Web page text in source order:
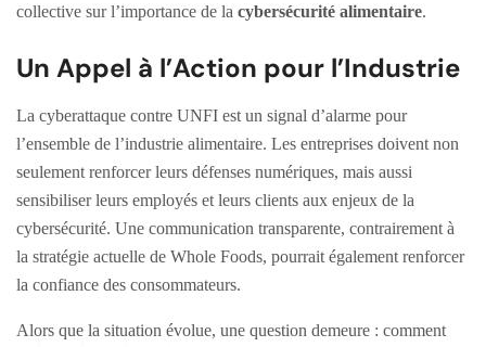
collective sur l’importance de la cybersécurité alimentaire.
Un Appel à l’Action pour l’Industrie
La cyberattaque contre UNFI est un signal d’alarme pour
l’ensemble de l’industrie alimentaire. Les entreprises doivent non
seulement renforcer leurs défenses numériques, mais aussi
sensibiliser leurs employés et leurs clients aux enjeux de la
cybersécurité. Une communication transparente, contrairement à
la stratégie actuelle de Whole Foods, pourrait également renforcer
la confiance des consommateurs.
Alors que la situation évolue, une question demeure : comment